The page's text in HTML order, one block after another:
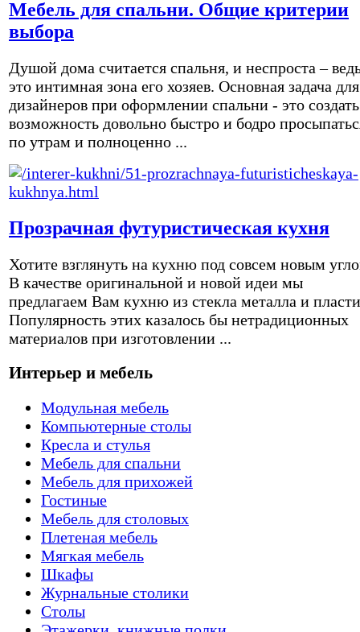
Мебель для спальни. Общие критерии
выбора
Душой дома считается спальня, и неспроста –
это интимная зона его хозяев. Основная задача для
дизайнеров при оформлении спальни - это создать
возможность довольно быстро и бодро
по утрам и полноценно ...
Прозрачная футуристическая кухня
Хотите взглянуть на кухню под совсем новым
В качестве оригинальной и новой идеи мы
предлагаем Вам кухню из стекла металла и
Популярность этих казалось бы нетрадиционных
материалов при изготовлении ...
Интерьер и мебель
Модульная мебель
Компьютерные столы
Кресла и стулья
Мебель для спальни
Мебель для прихожей
Гостиные
Мебель для столовых
Плетеная мебель
Мягкая мебель
Шкафы
Журнальные столики
Столы